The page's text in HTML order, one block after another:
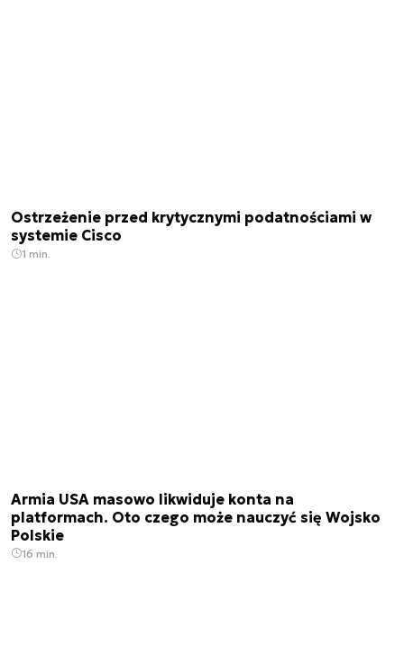
Ostrzeżenie przed krytycznymi podatnościami w
systemie Cisco
1 min.
Armia USA masowo likwiduje konta na
platformach. Oto czego może nauczyć się Wojsko
Polskie
16 min.